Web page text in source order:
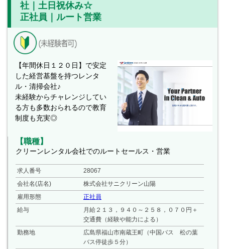
社｜土日祝休み☆
正社員｜ルート営業
【年間休日１２０日】で安定
した経営基盤を持つレンタ
ル・清掃会社♪
未経験からチャレンジしてい
る方も多数おられるので教育
制度も充実◎
【職種】
クリーンレンタル会社でのルートセールス・営業
求人番号
28067
会社名(店名)
株式会社サニクリーン山陽
雇用形態
正社員
給与
月給２１３，９４０～２５８，０７０円＋
交通費（経験や能力による）
勤務地
広島県福山市南蔵王町（中国バス 松の葉
バス停徒歩５分）